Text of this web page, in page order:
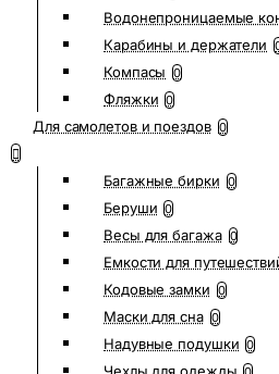
Водонепроницаемые
Карабины и держатели
Компасы 0
Фляжки 0
Для самолетов и поездов 0
Багажные бирки 0
Беруши 0
Весы для багажа 0
Емкости для
Кодовые замки 0
Маски для сна 0
Надувные подушки 0